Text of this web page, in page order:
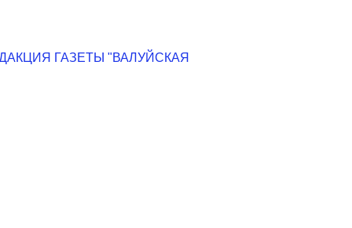
ГАЗЕТЫ "ВАЛУЙСКАЯ